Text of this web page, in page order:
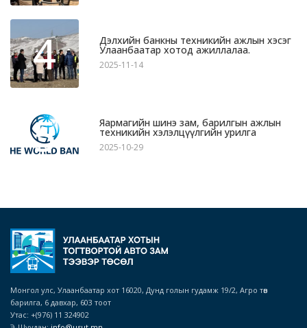
4 Дэлхийн банкны техникийн ажлын хэсэг
Улаанбаатар хотод ажиллалаа.
2025-11-14
5 Яармагийн шинэ зам, барилгын ажлын
техникийн хэлэлцүүлгийн урилга
2025-10-29
Монгол улс, Улаанбаатар хот 16020, Дунд голын гудамж 19/2, Агро төв
барилга, 6 давхар, 603 тоот
Утас: +(976) 11 324902